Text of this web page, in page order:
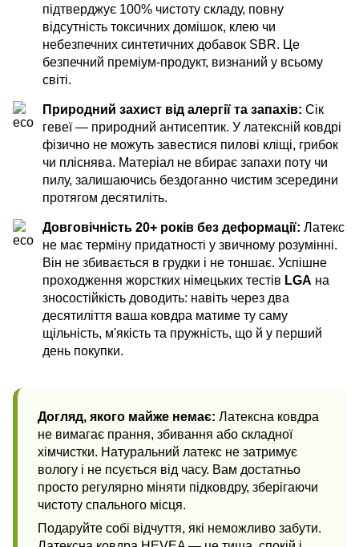
підтверджує 100% чистоту складу, повну
відсутність токсичних домішок, клею чи
небезпечних синтетичних добавок SBR. Це
безпечний преміум-продукт, визнаний у всьому
світі.
Природний захист від алергії та запахів: Сік
гевеї — природний антисептик. У латексній ковдрі
фізично не можуть завестися пилові кліщі, грибок
чи пліснява. Матеріал не вбирає запахи поту чи
пилу, залишаючись бездоганно чистим зсередини
протягом десятиліть.
Довговічність 20+ років без деформації: Латекс
не має терміну придатності у звичному розумінні.
Він не збивається в грудки і не тоншає. Успішне
проходження жорстких німецьких тестів LGA на
зносостійкість доводить: навіть через два
десятиліття ваша ковдра матиме ту саму
щільність, м'якість та пружність, що й у перший
день покупки.
Догляд, якого майже немає: Латексна ковдра
не вимагає прання, збивання або складної
хімчистки. Натуральний латекс не затримує
вологу і не псується від часу. Вам достатньо
просто регулярно міняти підковдру, зберігаючи
чистоту спального місця.
Подаруйте собі відчуття, які неможливо забути.